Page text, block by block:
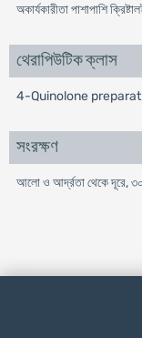
অকার্যকারীতা পাশাপাশি
থেরাপিউটিক ক্লাস
4-Quinolone
সংরক্ষণ
আলো ও আর্দ্রতা থেকে দূরে,